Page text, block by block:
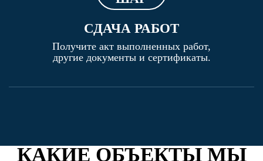
СДАЧА РАБОТ
Получите акт выполненных работ,
другие документы и сертификаты.
КАКИЕ ОБЪЕКТЫ МЫ